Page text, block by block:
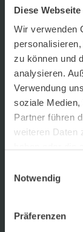
Diese
Wir verwenden
zu können und
analysieren.
Verwendung
soziale Medien,
Partner führen
weiteren Daten
Notwendig
Präferenzen
erhalte. Um
persönlichen
hierfür mein
Newsletters
begleitende
Einwilligung
Newsletter
pforzheim.de
zur Zustellung
zum Umgang
Newsletter-